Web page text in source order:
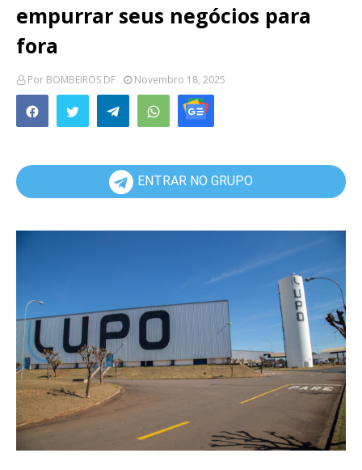
empurrar seus negócios para
fora
Por BOMBEIROS DF Novembro 18, 2025
ENTRAR NO GRUPO